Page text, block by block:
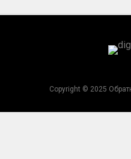
Copyright © 2025